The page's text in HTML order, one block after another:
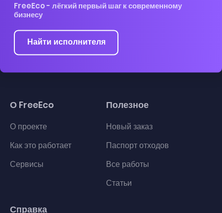
FreeEco - лёгкий первый шаг к современному
бизнесу
Найти исполнителя
О FreeEco
О проекте
Как это работает
Сервисы
Полезное
Новый заказ
Паспорт отходов
Все работы
Статьи
Справка